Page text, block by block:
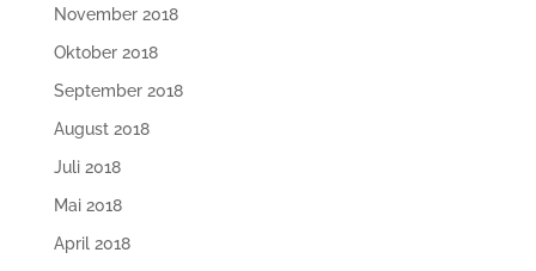
November 2018
Oktober 2018
September 2018
August 2018
Juli 2018
Mai 2018
April 2018